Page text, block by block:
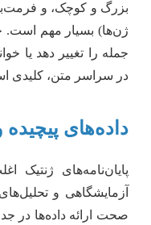
بزرگ و کوچک، و
ژن‌ها) بسیار مهم است.
جمله را تغییر دهد یا
در سراسر متن، کلیدی
داده‌های
پایان‌نامه‌های ژنتیک
آزمایشگاهی و
صحت ارائه داده‌ها در